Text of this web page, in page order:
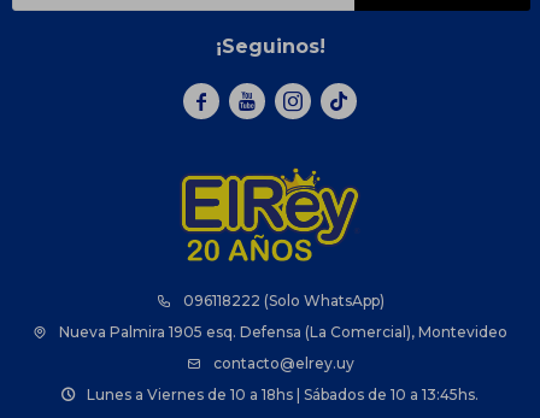
096118222 (Solo WhatsApp)
Nueva Palmira 1905 esq. Defensa (La Comercial), Montevideo
contacto@elrey.uy
Lunes a Viernes de 10 a 18hs | Sábados de 10 a 13:45hs.
¡Seguinos!
  